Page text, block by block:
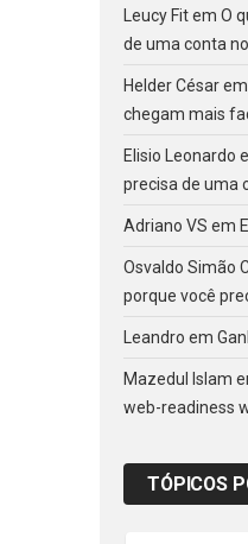
Leucy Fitem O
de uma conta
Helder Césarem
chegam mais
Elisio Leonardo
precisa de uma
Adriano VS em
Osvaldo Simão
porque você
Leandro em
Mazedul Islam
web-readiness
TÓPICOS